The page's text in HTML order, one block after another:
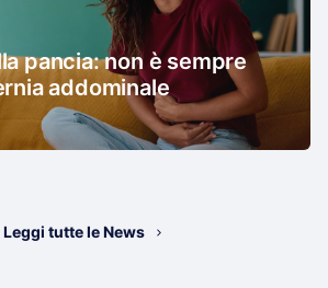
pancia: non è sempre
addominale
Leggi tutte le News